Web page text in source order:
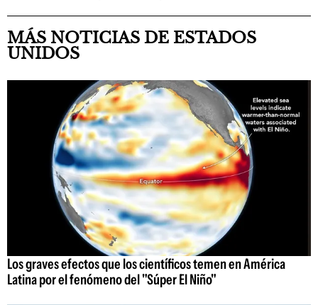
MÁS NOTICIAS DE ESTADOS
UNIDOS
Los graves efectos que los científicos temen en América
Latina por el fenómeno del "Súper El Niño"